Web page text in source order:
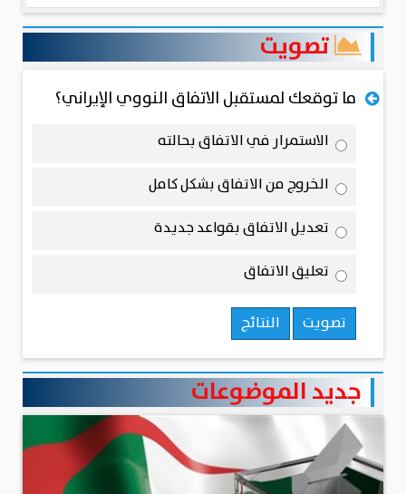
تصويت
ما توقعك لمستقبل الاتفاق النووي الإيراني؟
الاستمرار في الاتفاق بحالته
الخروج من الاتفاق بشكل كامل
تعديل الاتفاق بقواعد جديدة
تعليق الاتفاق
تصويت النتائج
جديد الموضوعات